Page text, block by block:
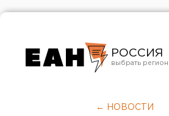
РОССИЯ
Челябинск
← НОВОСТИ